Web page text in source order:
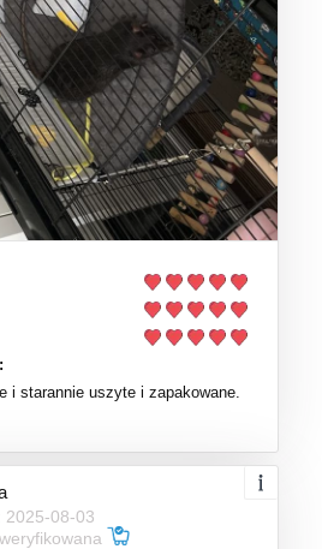
i starannie uszyte i zapakowane.
2025-08-03